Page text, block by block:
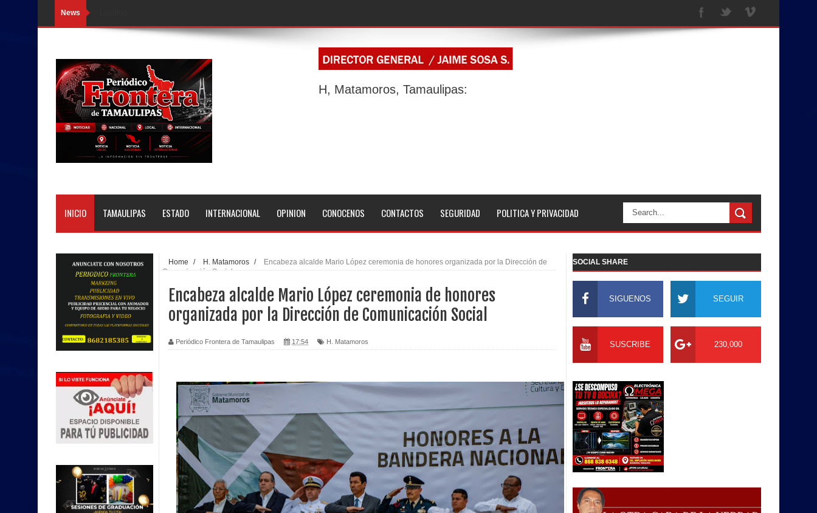
News
H, Matamoros, Tamaulipas:
INICIO TAMAULIPAS ESTADO INTERNACIONAL OPINION CONOCENOS CONTACTOS SEGURIDAD POLITICA Y PRIVACIDAD
Home / H. Matamoros /
Encabeza alcalde Mario López ceremonia de honores organizada por la Dirección de
Comunicación Social
Encabeza alcalde Mario López ceremonia de honores
organizada por la Dirección de Comunicación Social
Periódico Frontera de Tamaulipas 17:54 H. Matamoros
SOCIAL SHARE
SIGUENOS SEGUIR
SUSCRIBE 230,000